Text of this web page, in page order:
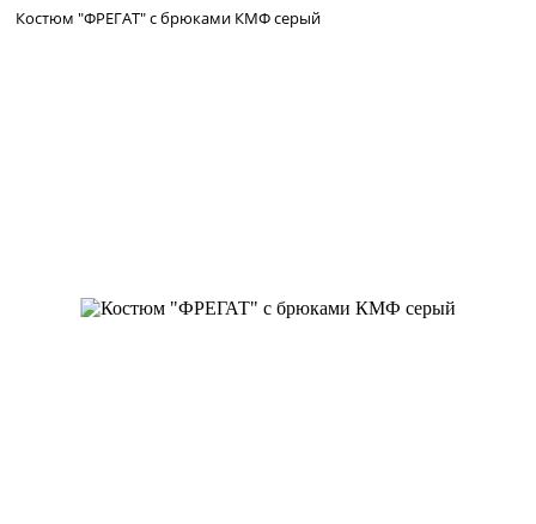
Костюм "ФРЕГАТ" с брюками КМФ серый